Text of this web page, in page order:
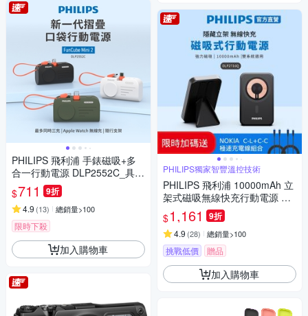
PHILIPS 飛利浦 手錶磁吸+多
合一行動電源 DLP2552C_具W
h標示(時時樂限定)
$711 9折
4.9 (13) 總銷量>100
限時下殺
加入購物車
PHILIPS獨家智豐溫控技術
PHILIPS 飛利浦 10000mAh 立
架式磁吸無線快充行動電源 DL
P2716Q
$1,161 9折
4.9 (28) 總銷量>100
挑戰低價 贈品
加入購物車